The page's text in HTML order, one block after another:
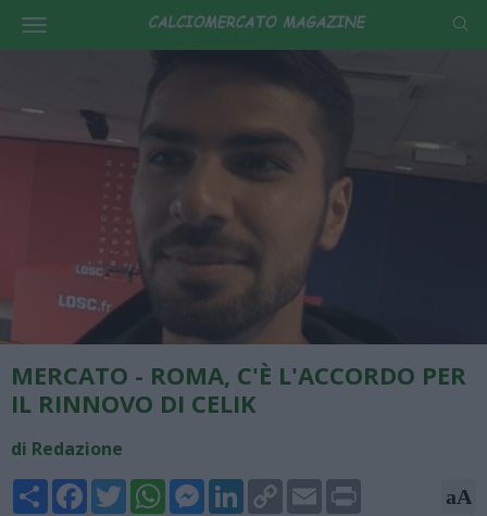
MERCATO - ROMA, C'È L'ACCORDO PER
IL RINNOVO DI CELIK
di Redazione
Share FacebookTwitterWhatsAppMessengerLinkedInCopy
Link
Email aA